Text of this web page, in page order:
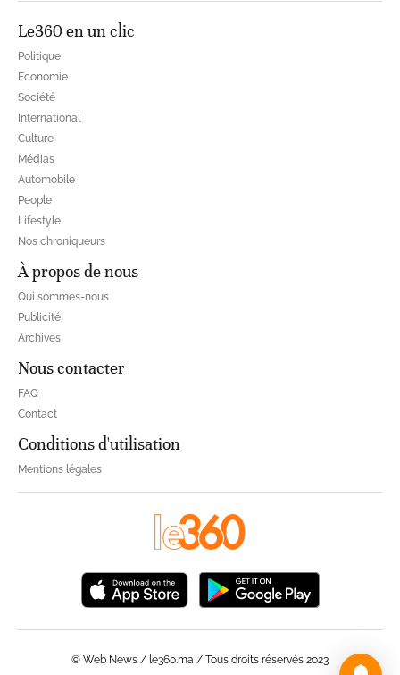
Le360 en un clic
Politique
Economie
Société
International
Culture
Médias
Automobile
People
Lifestyle
Nos chroniqueurs
À propos de nous
Qui sommes-nous
Publicité
Archives
Nous contacter
FAQ
Contact
Conditions d'utilisation
Mentions légales
© Web News / le360.ma / Tous droits réservés 2023